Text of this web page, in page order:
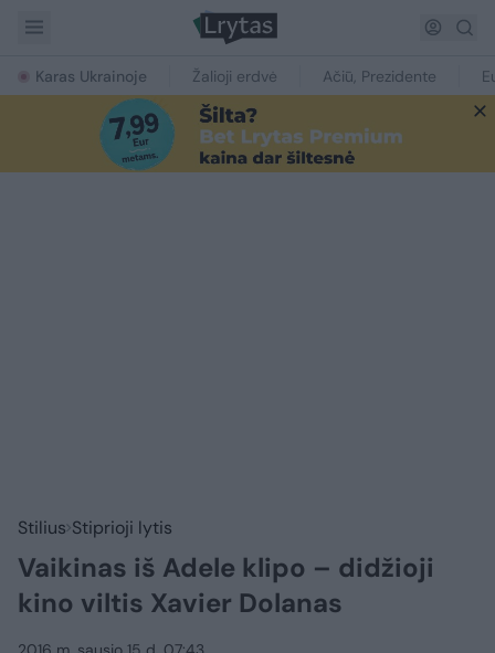
Karas Ukrainoje Žalioji erdvė Ačiū, Prezidente
Stilius Stiprioji lytis
Vaikinas iš Adele klipo – didžioji
kino viltis Xavier Dolanas